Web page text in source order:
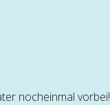
nocheinmal vorbei!